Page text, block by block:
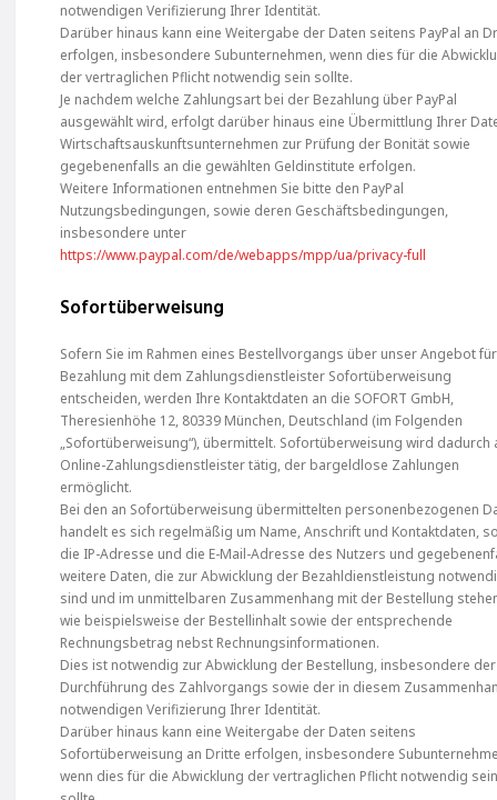
notwendigen Verifizierung Ihrer Identität.
Darüber hinaus kann eine Weitergabe der Daten seitens PayPal an
erfolgen, insbesondere Subunternehmen, wenn dies für die
der vertraglichen Pflicht notwendig sein sollte.
Je nachdem welche Zahlungsart bei der Bezahlung über PayPal
ausgewählt wird, erfolgt darüber hinaus eine Übermittlung Ihrer
Wirtschaftsauskunftsunternehmen zur Prüfung der Bonität sowie
gegebenenfalls an die gewählten Geldinstitute erfolgen.
Weitere Informationen entnehmen Sie bitte den PayPal
Nutzungsbedingungen, sowie deren Geschäftsbedingungen,
insbesondere unter
https://www.paypal.com/de/webapps/mpp/ua/privacy-full
Sofortüberweisung
Sofern Sie im Rahmen eines Bestellvorgangs über unser Angebot
Bezahlung mit dem Zahlungsdienstleister Sofortüberweisung
entscheiden, werden Ihre Kontaktdaten an die SOFORT GmbH,
Theresienhöhe 12, 80339 München, Deutschland (im Folgenden
„Sofortüberweisung“), übermittelt. Sofortüberweisung wird dadurch
Online-Zahlungsdienstleister tätig, der bargeldlose Zahlungen
ermöglicht.
Bei den an Sofortüberweisung übermittelten personenbezogenen
handelt es sich regelmäßig um Name, Anschrift und Kontaktdaten,
die IP-Adresse und die E-Mail-Adresse des Nutzers und
weitere Daten, die zur Abwicklung der Bezahldienstleistung
sind und im unmittelbaren Zusammenhang mit der Bestellung
wie beispielsweise der Bestellinhalt sowie der entsprechende
Rechnungsbetrag nebst Rechnungsinformationen.
Dies ist notwendig zur Abwicklung der Bestellung, insbesondere der
Durchführung des Zahlvorgangs sowie der in diesem
notwendigen Verifizierung Ihrer Identität.
Darüber hinaus kann eine Weitergabe der Daten seitens
Sofortüberweisung an Dritte erfolgen, insbesondere
wenn dies für die Abwicklung der vertraglichen Pflicht notwendig